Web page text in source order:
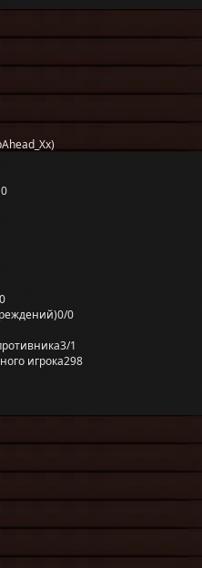
0
0/0
3/1
игрока298